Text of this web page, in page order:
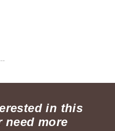
in this
need more